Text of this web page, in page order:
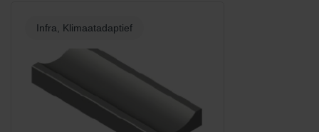
Infra, Klimaatadaptief